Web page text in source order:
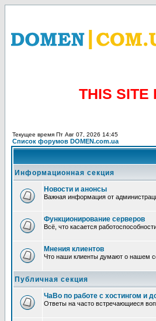
THIS SITE
Текущее время Пт Авг 07, 2026 14:45
Список форумов DOMEN.com.ua
Информационная секция
Новости и анонсы
Важная информация от
Функционирование серверов
Всё, что касается
Мнения клиентов
Что наши клиенты думают о нашем
Публичная секция
ЧаВо по работе с хостингом и
Ответы на часто встречающиеся